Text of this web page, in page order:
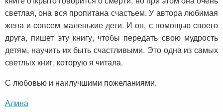
светлая, она вся пропитана счастьем. У автора любимая
жена и совсем маленькие дети. И он, с помощью своего
друга, пишет эту книгу, чтобы передать свою мудрость
детям, научить их быть счастливыми. Это одна из самых
светлых книг, которую я читала.
С любовью и наилучшими пожеланиями,
Алина